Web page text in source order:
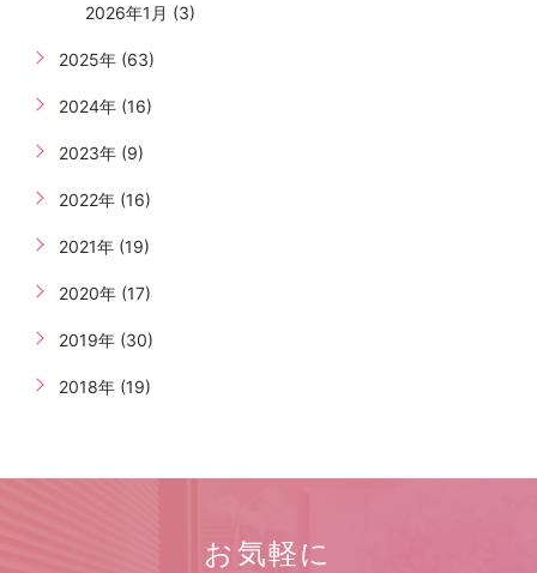
2026年1月 (3)
2025年 (63)
2024年 (16)
2023年 (9)
2022年 (16)
2021年 (19)
2020年 (17)
2019年 (30)
2018年 (19)
お気軽に